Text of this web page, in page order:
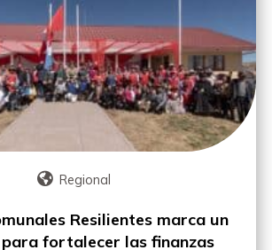
Regional
Resilientes marca un
fortalecer las finanzas